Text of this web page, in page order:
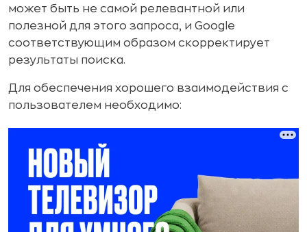
может быть не самой релевантной или
полезной для этого запроса, и Google
соответствующим образом скорректирует
результаты поиска.
Для обеспечения хорошего взаимодействия с
пользователем необходимо: